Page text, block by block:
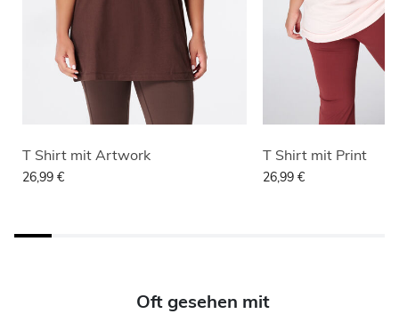
T Shirt mit Artwork
26,99 €
T Shirt mit Print
26,99 €
Oft gesehen mit